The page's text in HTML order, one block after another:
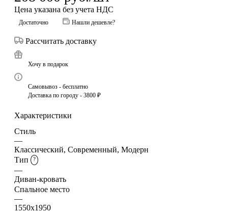
Цена указана без учета НДС
Достаточно Нашли дешевле?
Рассчитать доставку
Хочу в подарок
Самовывоз - бесплатно
Доставка по городу - 3800 ₽
Характеристики
Стиль
—
Классический, Современный, Модерн
Тип
?
—
Диван-кровать
Спальное место
—
1550x1950